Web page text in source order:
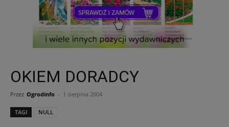
OKIEM DORADCY
Przez Ogrodinfo - 1 sierpnia 2004
TAGI NULL